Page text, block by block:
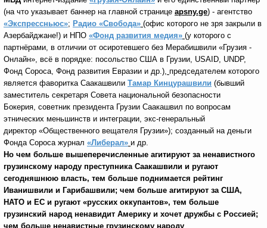
(на что указывает баннер на главной странице apsny.ge) - агентство
«Экспрессньюс»; Радио «Свобода» (офис которого не зря закрыли в
Азербайджане!) и НПО «Фонд развития медия» (у которого с
партнёрами, в отличии от осиротевшего без Мерабишвили «Грузия -
Онлайн», всё в порядке: посольство США в Грузии, USAID, UNDP,
Фонд Сороса, Фонд развития Евразии и др.), председателем которого
является фаворитка Саакашвили Тамар Кинцурашвили (бывший
заместитель секретаря Совета национальной безопасности
Бокерия, советник президента Грузии Саакашвил по вопросам
этнических меньшинств и интеграции, экс-генеральный
директор «Общественного вещателя Грузии»); созданный на деньги
Фонда Сороса журнал «Либерал» и др.
Но чем больше вышеперечисленные агитируют за ненавистного
грузинскому народу преступника Саакашвили и ругают
сегодняшнюю власть, тем больше поднимается рейтинг
Иванишвили и Гарибашвили; чем больше агитируют за США,
НАТО и ЕС и ругают «русских оккупантов», тем больше
грузинский народ ненавидит Америку и хочет дружбы с Россией;
чем больше ненавистные грузинскому народу